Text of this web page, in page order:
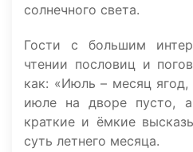
солнечного света.
Гости с большим
чтении пословиц и
как: «Июль – месяц ягод,
июле на дворе пусто,
краткие и ёмкие
суть летнего месяца.